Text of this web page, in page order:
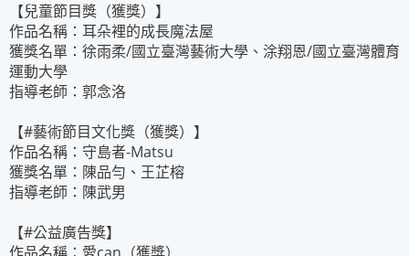
【兒童節目獎 （獲獎）】
作品名稱： 耳朵裡的成長魔法屋
獲獎名單： 徐雨柔/國立臺灣藝術大學、 涂翔恩/國立臺灣體育
運動大學
指導老師：郭念洛
【#藝術節目文化獎（獲獎）】
作品名稱： 守島者-Matsu
獲獎名單： 陳品勻 、 王芷榕
指導老師：陳武男
【#公益廣告獎】